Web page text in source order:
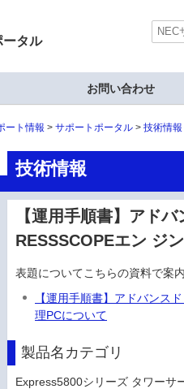
ータル
お問い合わせ
ート情報 サポートポータル 技術情
技術情報
【運用手順書】アド
RESSSCOPEエン ジ
表題についてこちらの資料で案
【運用手順書】アドバンス
理PCについて
製品名カテゴリ
Express5800シリーズ タワーサ